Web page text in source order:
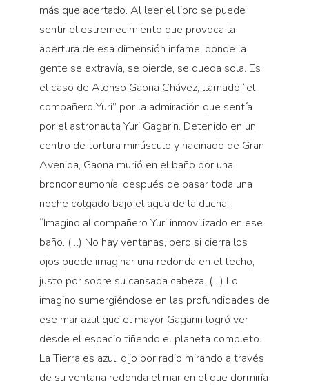
más que acertado. Al leer el libro se puede
sentir el estremecimiento que provoca la
apertura de esa dimensión infame, donde la
gente se extravía, se pierde, se queda sola. Es
el caso de Alonso Gaona Chávez, llamado “el
compañero Yuri” por la admiración que sentía
por el astronauta Yuri Gagarin. Detenido en un
centro de tortura minúsculo y hacinado de Gran
Avenida, Gaona murió en el baño por una
bronconeumonía, después de pasar toda una
noche colgado bajo el agua de la ducha:
“Imagino al compañero Yuri inmovilizado en ese
baño. (…) No hay ventanas, pero si cierra los
ojos puede imaginar una redonda en el techo,
justo por sobre su cansada cabeza. (…) Lo
imagino sumergiéndose en las profundidades de
ese mar azul que el mayor Gagarin logró ver
desde el espacio tiñendo el planeta completo.
La Tierra es azul, dijo por radio mirando a través
de su ventana redonda el mar en el que dormiría